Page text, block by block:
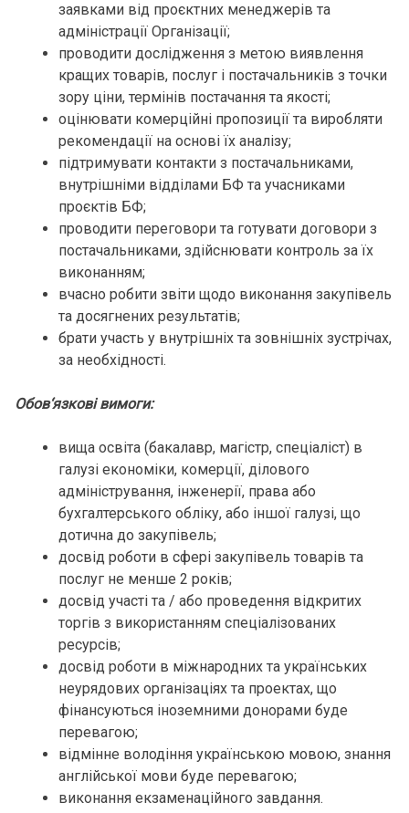
заявками від проєктних менеджерів та
адміністрації Організації;
проводити дослідження з метою виявлення
кращих товарів, послуг і постачальників з точки
зору ціни, термінів постачання та якості;
оцінювати комерційні пропозиції та виробляти
рекомендації на основі їх аналізу;
підтримувати контакти з постачальниками,
внутрішніми відділами БФ та учасниками
проєктів БФ;
проводити переговори та готувати договори з
постачальниками, здійснювати контроль за їх
виконанням;
вчасно робити звіти щодо виконання закупівель
та досягнених результатів;
брати участь у внутрішніх та зовнішніх зустрічах,
за необхідності.
Обов‘язкові вимоги:
вища освіта (бакалавр, магістр, спеціаліст) в
галузі економіки, комерції, ділового
адміністрування, інженерії, права або
бухгалтерського обліку, або іншої галузі, що
дотична до закупівель;
досвід роботи в сфері закупівель товарів та
послуг не менше 2 років;
досвід участі та / або проведення відкритих
торгів з використанням спеціалізованих
ресурсів;
досвід роботи в міжнародних та українських
неурядових організаціях та проектах, що
фінансуються іноземними донорами буде
перевагою;
відмінне володіння українською мовою, знання
англійської мови буде перевагою;
виконання екзаменаційного завдання.